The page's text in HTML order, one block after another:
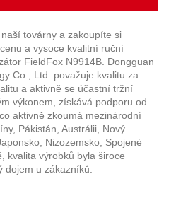
továrny a zakoupíte si
a vysoce kvalitní ruční
FieldFox N9914B. Dongguan
Co., Ltd. považuje kvalitu za
a aktivně se účastní tržní
výkonem, získává podporu od
aktivně zkoumá mezinárodní
Pákistán, Austrálii, Nový
Nizozemsko, Spojené
kvalita výrobků byla široce
dojem u zákazníků.